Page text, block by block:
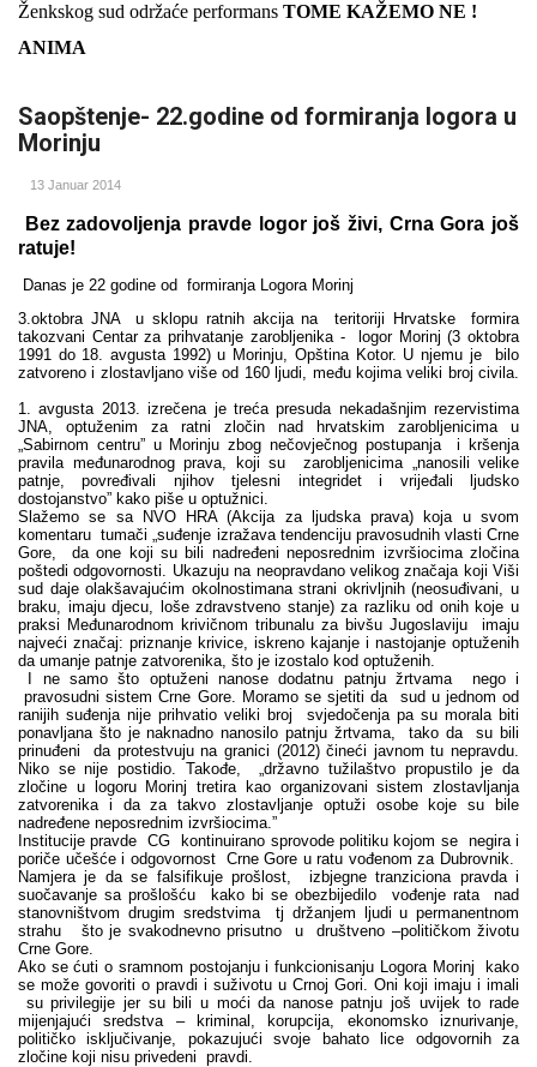
Ženkskog sud održaće performans TOME KAŽEMO NE !
ANIMA
Saopštenje- 22.godine od formiranja logora u
Morinju
13 Januar 2014
Bez zadovoljenja pravde logor još živi, Crna Gora još
ratuje!
Danas je 22 godine od formiranja Logora Morinj
3.oktobra JNA u sklopu ratnih akcija na teritoriji Hrvatske formira
takozvani Centar za prihvatanje zarobljenika - logor Morinj (3 oktobra
1991 do 18. avgusta 1992) u Morinju, Opština Kotor. U njemu je bilo
zatvoreno i zlostavljano više od 160 ljudi, među kojima veliki broj civila.
1. avgusta 2013. izrečena je treća presuda nekadašnjim rezervistima
JNA, optuženim za ratni zločin nad hrvatskim zarobljenicima u
„Sabirnom centru” u Morinju zbog nečovječnog postupanja i kršenja
pravila međunarodnog prava, koji su zarobljenicima „nanosili velike
patnje, povređivali njihov tjelesni integridet i vrijeđali ljudsko
dostojanstvo” kako piše u optužnici.
Slažemo se sa NVO HRA (Akcija za ljudska prava) koja u svom
komentaru tumači „suđenje izražava tendenciju pravosudnih vlasti Crne
Gore, da one koji su bili nadređeni neposrednim izvršiocima zločina
poštedi odgovornosti. Ukazuju na neopravdano velikog značaja koji Viši
sud daje olakšavajućim okolnostimana strani okrivljnih (neosuđivani, u
braku, imaju djecu, loše zdravstveno stanje) za razliku od onih koje u
praksi Međunarodnom krivičnom tribunalu za bivšu Jugoslaviju imaju
najveći značaj: priznanje krivice, iskreno kajanje i nastojanje optuženih
da umanje patnje zatvorenika, što je izostalo kod optuženih.
I ne samo što optuženi nanose dodatnu patnju žrtvama nego i
pravosudni sistem Crne Gore. Moramo se sjetiti da sud u jednom od
ranijih suđenja nije prihvatio veliki broj svjedočenja pa su morala biti
ponavljana što je naknadno nanosilo patnju žrtvama, tako da su bili
prinuđeni da protestvuju na granici (2012) čineći javnom tu nepravdu.
Niko se nije postidio. Takođe, „državno tužilaštvo propustilo je da
zločine u logoru Morinj tretira kao organizovani sistem zlostavljanja
zatvorenika i da za takvo zlostavljanje optuži osobe koje su bile
nadređene neposrednim izvršiocima.”
Institucije pravde CG kontinuirano sprovode politiku kojom se negira i
poriče učešće i odgovornost Crne Gore u ratu vođenom za Dubrovnik.
Namjera je da se falsifikuje prošlost, izbjegne tranziciona pravda i
suočavanje sa prošlošću kako bi se obezbijedilo vođenje rata nad
stanovništvom drugim sredstvima tj držanjem ljudi u permanentnom
strahu što je svakodnevno prisutno u društveno –političkom životu
Crne Gore.
Ako se ćuti o sramnom postojanju i funkcionisanju Logora Morinj kako
se može govoriti o pravdi i suživotu u Crnoj Gori. Oni koji imaju i imali
su privilegije jer su bili u moći da nanose patnju još uvijek to rade
mijenjajući sredstva – kriminal, korupcija, ekonomsko iznurivanje,
političko isključivanje, pokazujući svoje bahato lice odgovornih za
zločine koji nisu privedeni pravdi.